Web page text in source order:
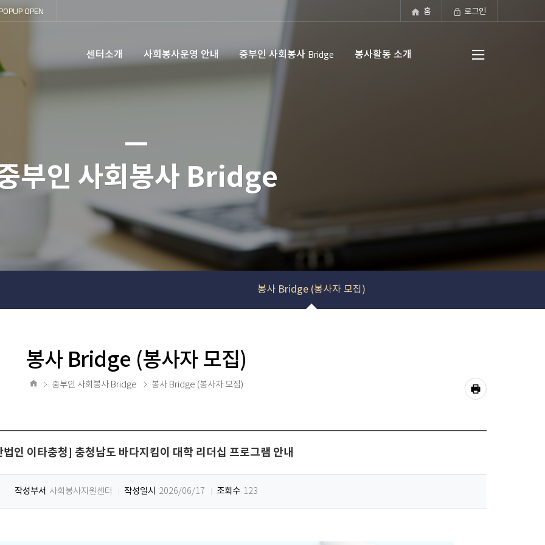
OPEN 홈 로그인
센터소개 사회봉사운영 안내 중부인 사회봉사 Bridge 봉사활동 소개
부인 사회봉사 Bridge
봉사 Bridge (봉사자 모집)
봉사 Bridge (봉사자 모집)
중부인 사회봉사 Bridge 봉사 Bridge (봉사자 모집)
공
린
법인 이타충청] 충청남도 바다지킴이 대학 리더십 프로그램 안내
작성부서 사회봉사지원센터 작성일시 2026/06/17 조회수 123